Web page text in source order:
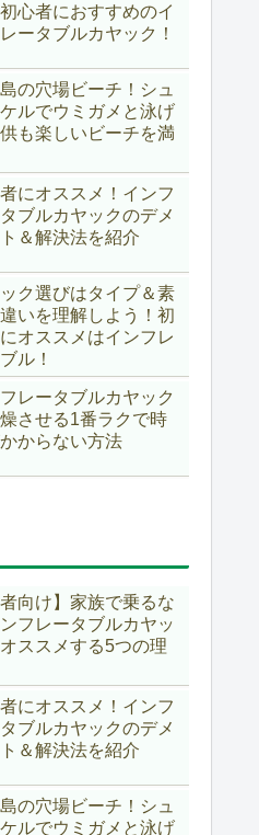
心者におすすめのイ
ータブルカヤック！
の穴場ビーチ！シュ
ケルでウミガメと泳げ
も楽しいビーチを満
にオススメ！インフ
ブルカヤックのデメ
＆解決法を紹介
ク選びはタイプ＆素
いを理解しよう！初
オススメはインフレ
ル！
レータブルカヤック
させる1番ラクで時
からない方法
向け】家族で乗るな
フレータブルカヤッ
ススメする5つの理
にオススメ！インフ
ブルカヤックのデメ
＆解決法を紹介
の穴場ビーチ！シュ
ケルでウミガメと泳げ